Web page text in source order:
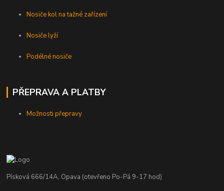
Nosiče kol na tažné zařízení
Nosiče lyží
Podélné nosiče
PŘEPRAVA A PLATBY
Možnosti přepravy
Písková 666/14A, Opava (otevřeno Po-Pá 9-17 hod)